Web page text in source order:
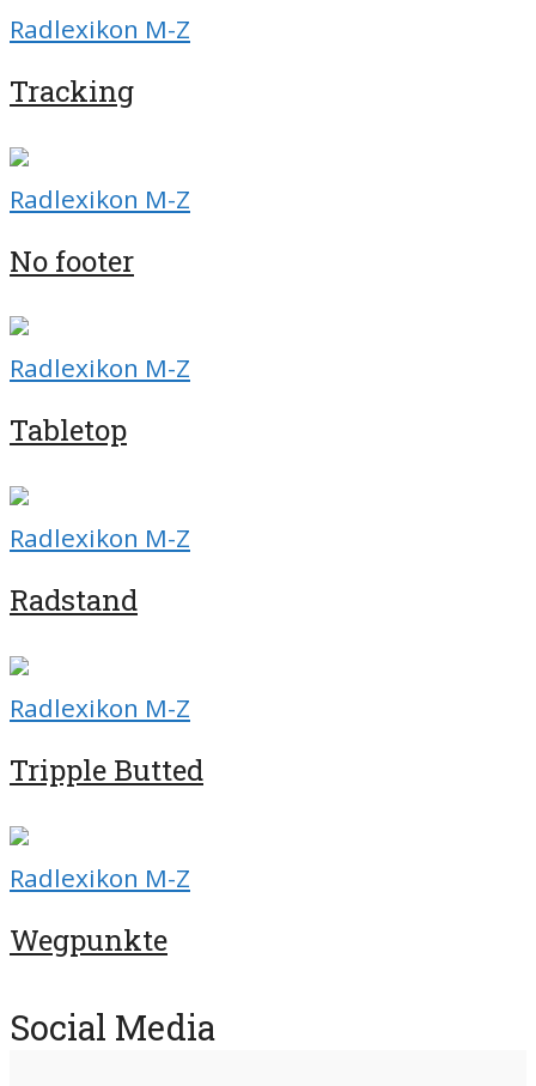
Radlexikon M-Z
Tracking
Radlexikon M-Z
No footer
Radlexikon M-Z
Tabletop
Radlexikon M-Z
Radstand
Radlexikon M-Z
Tripple Butted
Radlexikon M-Z
Wegpunkte
Social Media